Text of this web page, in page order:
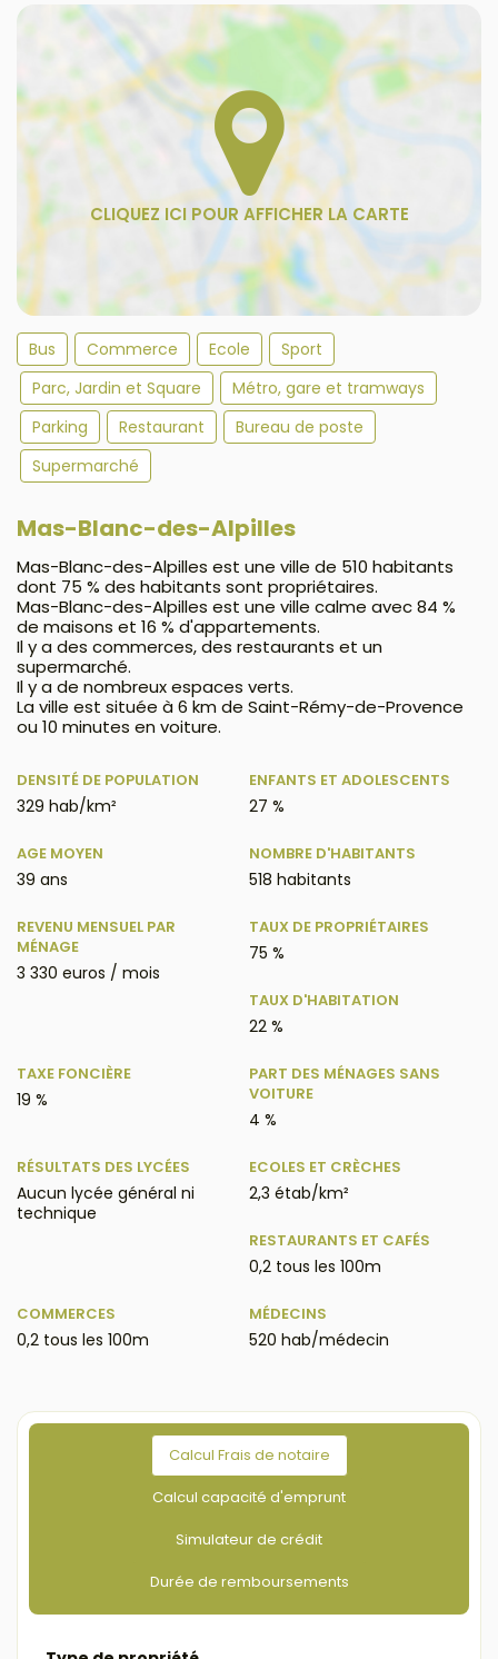
Bus Commerce Ecole
Sport
Parc, Jardin et Square
Métro, gare et tramways
Parking
Restaurant
Bureau de poste
Supermarché
Mas-Blanc-des-Alpilles
Mas-Blanc-des-Alpilles est une ville de 510 habitants
dont 75 % des habitants sont propriétaires.
Mas-Blanc-des-Alpilles est une ville calme avec 84 %
de maisons et 16 % d'appartements.
Il y a des commerces, des restaurants et un
supermarché.
Il y a de nombreux espaces verts.
La ville est située à 6 km de Saint-Rémy-de-Provence
ou 10 minutes en voiture.
DENSITÉ DE POPULATION
329 hab/km²
ENFANTS ET ADOLESCENTS
27 %
AGE MOYEN
39 ans
NOMBRE D'HABITANTS
518 habitants
REVENU MENSUEL PAR
MÉNAGE
3 330 euros / mois
TAUX DE PROPRIÉTAIRES
75 %
TAUX D'HABITATION
22 %
TAXE FONCIÈRE
19 %
PART DES MÉNAGES SANS
VOITURE
4 %
RÉSULTATS DES LYCÉES
Aucun lycée général ni
technique
ECOLES ET CRÈCHES
2,3 étab/km²
RESTAURANTS ET CAFÉS
0,2 tous les 100m
COMMERCES
0,2 tous les 100m
MÉDECINS
520 hab/médecin
Calcul Frais de notaire
Calcul capacité d'emprunt
Simulateur de crédit
Durée de remboursements